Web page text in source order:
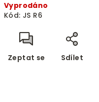
Vyprodáno
Kód: JS R6
Zeptat se Sdílet